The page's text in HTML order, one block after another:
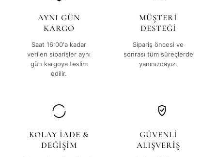
AYNI GÜN
KARGO
Saat 16:00'a kadar
verilen siparişler aynı
gün kargoya teslim
edilir.
MÜŞTERİ
DESTEĞİ
Sipariş öncesi ve
sonrası tüm süreçlerde
yanınızdayız.
KOLAY İADE &
DEĞİŞİM
GÜVENLİ
ALIŞVERİŞ